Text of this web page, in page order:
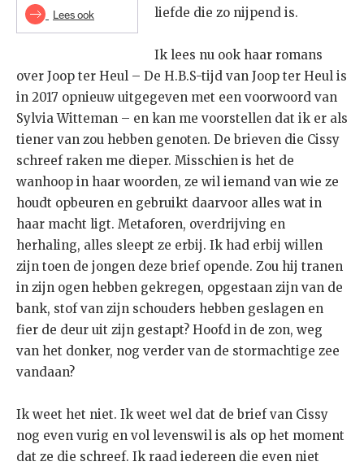
Lees ook
liefde die zo nijpend is.
Ik lees nu ook haar romans
over Joop ter Heul – De H.B.S-tijd van Joop ter Heul is
in 2017 opnieuw uitgegeven met een voorwoord van
Sylvia Witteman – en kan me voorstellen dat ik er als
tiener van zou hebben genoten. De brieven die Cissy
schreef raken me dieper. Misschien is het de
wanhoop in haar woorden, ze wil iemand van wie ze
houdt opbeuren en gebruikt daarvoor alles wat in
haar macht ligt. Metaforen, overdrijving en
herhaling, alles sleept ze erbij. Ik had erbij willen
zijn toen de jongen deze brief opende. Zou hij tranen
in zijn ogen hebben gekregen, opgestaan zijn van de
bank, stof van zijn schouders hebben geslagen en
fier de deur uit zijn gestapt? Hoofd in de zon, weg
van het donker, nog verder van de stormachtige zee
vandaan?
Ik weet het niet. Ik weet wel dat de brief van Cissy
nog even vurig en vol levenswil is als op het moment
dat ze die schreef. Ik raad iedereen die even niet